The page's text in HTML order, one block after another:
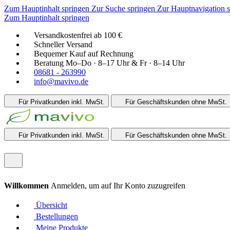
Zum Hauptinhalt springen Zur Suche springen Zur Hauptnavigation
Zum Hauptinhalt springen
Versandkostenfrei ab 100 €
Schneller Versand
Bequemer Kauf auf Rechnung
Beratung Mo–Do · 8–17 Uhr & Fr · 8–14 Uhr
08681 - 263990
info@mavivo.de
Für Privatkunden inkl. MwSt. Für Geschäftskunden ohne MwSt.
Für Privatkunden inkl. MwSt. Für Geschäftskunden ohne MwSt.
Willkommen Anmelden, um auf Ihr Konto zuzugreifen
Übersicht
Bestellungen
Meine Produkte